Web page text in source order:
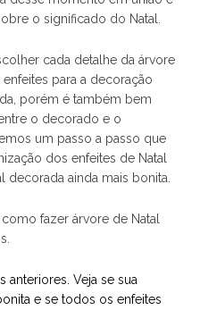
o significado do Natal.
cada detalhe da árvore
para a decoração
porém é também bem
o decorado e o
um passo a passo que
dos enfeites de Natal
decorada ainda mais bonita.
fazer árvore de Natal
anteriores. Veja se sua
e se todos os enfeites